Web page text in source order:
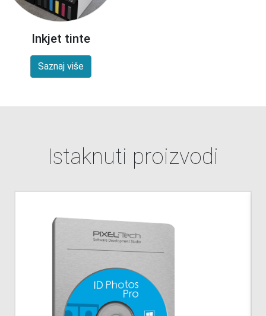
Inkjet tinte
Saznaj više
Istaknuti proizvodi